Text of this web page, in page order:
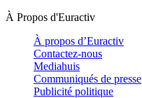
À Propos d'Euractiv
À propos d’Euractiv
Contactez-nous
Mediahuis
Communiqués de presse
Publicité politique